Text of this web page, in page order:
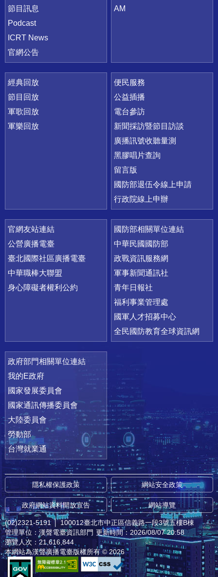
節目訊息
Podcast
ICRT News
官網公告
AM
經典回放
節目回放
軍歌回放
軍樂回放
便民服務
公益插播
電台參訪
新聞採訪暨節目訪談
廣播訊號收聽量測
黑膠唱片查詢
留言版
國防部退伍令線上申請
行政院線上申辦
官網友站連結
公營廣播電臺
臺北國際社區廣播電臺
中華職棒大聯盟
身心障礙者權利公約
國防部相關單位連結
中華民國國防部
政戰資訊服務網
軍事新聞通訊社
青年日報社
福利事業管理處
國軍人才招募中心
全民國防教育全球資訊網
政府部門相關單位連結
我的E政府
國家發展委員會
國家通訊傳播委員會
大陸委員會
勞動部
台灣就業通
隱私權保護政策 網站安全政策
政府網站資料開放宣告 網站導覽
(02)2321-5191 │ 100012臺北市中正區信義路一段3號五樓B棟
管理單位：漢聲電臺資訊部門 更新時間：2026/08/07 20:58
瀏覽人次：21,616,844
本網站為漢聲廣播電臺版權所有 © 2026